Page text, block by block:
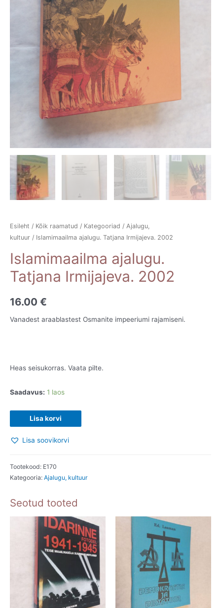
Esileht / Kõik raamatud / Kategooriad / Ajalugu,
kultuur / Islamimaailma ajalugu. Tatjana Irmijajeva. 2002
Islamimaailma ajalugu.
Tatjana Irmijajeva. 2002
16.00 €
Vanadest araablastest Osmanite impeeriumi rajamiseni.
Heas seisukorras. Vaata pilte.
Saadavus: 1 laos
Islamimaailma
ajalugu.
Tatjana
2002
kogus
Lisa korvi
Lisa soovikorvi
Tootekood: E170
Kategooria: Ajalugu, kultuur
Seotud tooted